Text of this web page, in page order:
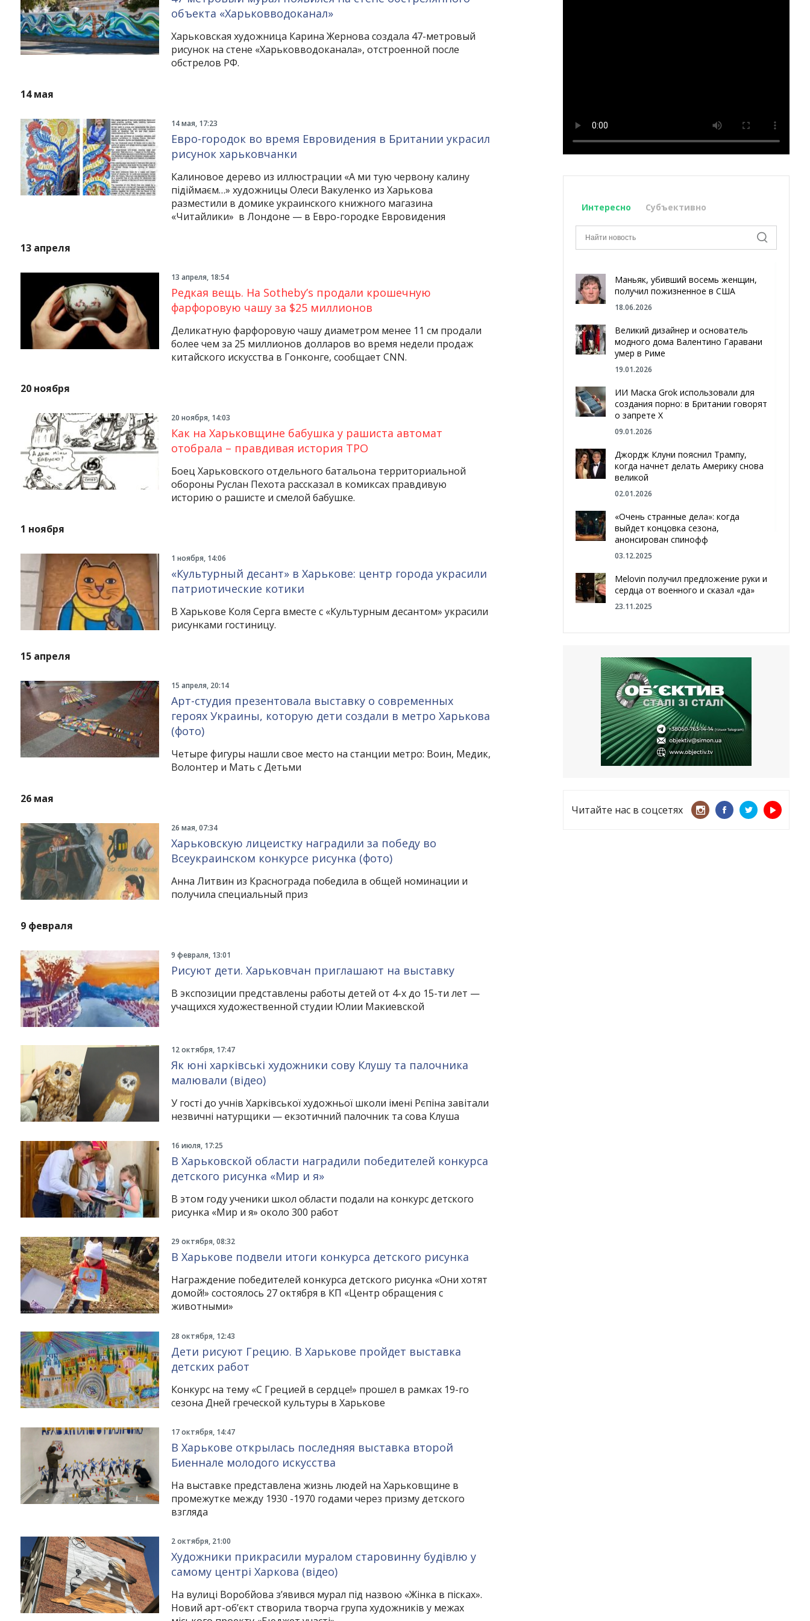
объекта «Харьковводоканал»
Харьковская художница Карина Жернова создала 47-метровый
рисунок на стене «Харьковводоканала», отстроенной после
обстрелов РФ.
14 мая
14 мая, 17:23
Евро-городок во время Евровидения в Британии украсил
рисунок харьковчанки
Калиновое дерево из иллюстрации «А ми тую червону калину
підіймаєм…» художницы Олеси Вакуленко из Харькова
разместили в домике украинского книжного магазина
«Читайлики» в Лондоне — в Евро-городке Евровидения
13 апреля
13 апреля, 18:54
Редкая вещь. На Sotheby’s продали крошечную
фарфоровую чашу за $25 миллионов
Деликатную фарфоровую чашу диаметром менее 11 см продали
более чем за 25 миллионов долларов во время недели продаж
китайского искусства в Гонконге, сообщает CNN.
20 ноября
20 ноября, 14:03
Как на Харьковщине бабушка у рашиста автомат
отобрала – правдивая история ТРО
Боец Харьковского отдельного батальона территориальной
обороны Руслан Пехота рассказал в комиксах правдивую
историю о рашисте и смелой бабушке.
1 ноября
1 ноября, 14:06
«Культурный десант» в Харькове: центр города украсили
патриотические котики
В Харькове Коля Серга вместе с «Культурным десантом» украсили
рисунками гостиницу.
15 апреля
15 апреля, 20:14
Арт-студия презентовала выставку о современных
героях Украины, которую дети создали в метро Харькова
(фото)
Четыре фигуры нашли свое место на станции метро: Воин, Медик,
Волонтер и Мать с Детьми
26 мая
26 мая, 07:34
Харьковскую лицеистку наградили за победу во
Всеукраинском конкурсе рисунка (фото)
Анна Литвин из Краснограда победила в общей номинации и
получила специальный приз
9 февраля
9 февраля, 13:01
Рисуют дети. Харьковчан приглашают на выставку
В экспозиции представлены работы детей от 4-х до 15-ти лет —
учащихся художественной студии Юлии Макиевской
12 октября, 17:47
Як юні харківські художники сову Клушу та палочника
малювали (відео)
У гості до учнів Харківської художньої школи імені Рєпіна завітали
незвичні натурщики — екзотичний палочник та сова Клуша
16 июля, 17:25
В Харьковской области наградили победителей конкурса
детского рисунка «Мир и я»
В этом году ученики школ области подали на конкурс детского
рисунка «Мир и я» около 300 работ
29 октября, 08:32
В Харькове подвели итоги конкурса детского рисунка
Награждение победителей конкурса детского рисунка «Они хотят
домой!» состоялось 27 октября в КП «Центр обращения с
животными»
28 октября, 12:43
Дети рисуют Грецию. В Харькове пройдет выставка
детских работ
Конкурс на тему «С Грецией в сердце!» прошел в рамках 19-го
сезона Дней греческой культуры в Харькове
17 октября, 14:47
В Харькове открылась последняя выставка второй
Биеннале молодого искусства
На выставке представлена жизнь людей на Харьковщине в
промежутке между 1930 -1970 годами через призму детского
взгляда
2 октября, 21:00
Художники прикрасили муралом старовинну будівлю у
самому центрі Харкова (відео)
На вулиці Воробйова з’явився мурал під назвою «Жінка в пісках».
Новий арт-об’єкт створила творча група художників у межах
Интересно Субъективно
Маньяк, убивший восемь женщин,
получил пожизненное в США
18.06.2026
Великий дизайнер и основатель
модного дома Валентино Гаравани
умер в Риме
19.01.2026
ИИ Маска Grok использовали для
создания порно: в Британии говорят
о запрете Х
09.01.2026
Джордж Клуни пояснил Трампу,
когда начнет делать Америку снова
великой
02.01.2026
«Очень странные дела»: когда
выйдет концовка сезона,
анонсирован спинофф
03.12.2025
Melovin получил предложение руки и
сердца от военного и сказал «да»
23.11.2025
23.09.2025
Врачи назвали спрей для носа,
который поможет предотвратить
COVID-19 – CNN
12.09.2025
Читайте нас в соцсетях